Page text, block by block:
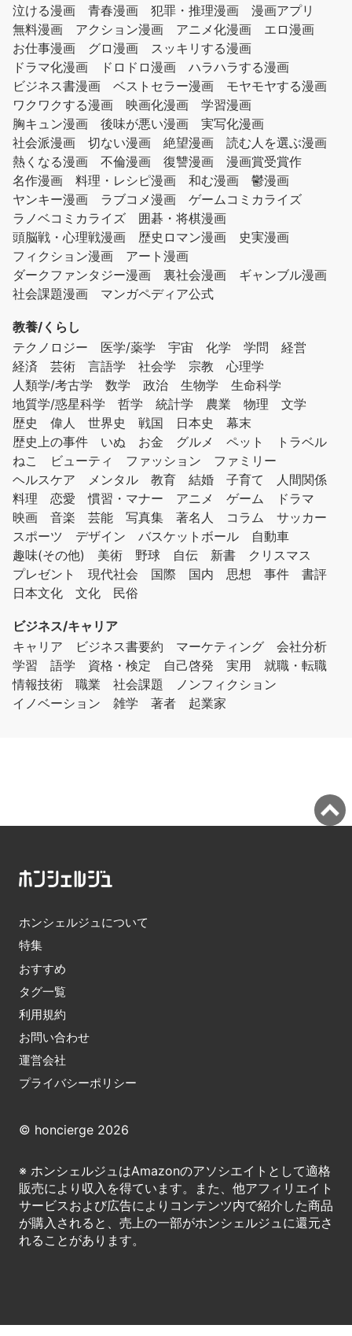
泣ける漫画
青春漫画 犯罪・推理漫画
漫画アプリ
無料漫画
アクション漫画 アニメ化漫画
エロ漫画
お仕事漫画
グロ漫画
スッキリする漫画
ドラマ化漫画
ドロドロ漫画
ハラハラする漫画
ビジネス書漫画
ベストセラー漫画
モヤモヤする漫画
ワクワクする漫画
映画化漫画
学習漫画
胸キュン漫画
後味が悪い漫画
実写化漫画
社会派漫画
切ない漫画 絶望漫画
読む人を選ぶ漫画
熱くなる漫画
不倫漫画 復讐漫画
漫画賞受賞作
名作漫画
料理・レシピ漫画 和む漫画
鬱漫画
ヤンキー漫画
ラブコメ漫画
ゲームコミカライズ
ラノベコミカライズ
囲碁・将棋漫画
頭脳戦・心理戦漫画
歴史ロマン漫画
史実漫画
フィクション漫画
アート漫画
ダークファンタジー漫画
裏社会漫画
ギャンブル漫画
社会課題漫画
マンガペディア公式
教養/くらし
テクノロジー
医学/薬学 宇宙 化学 学問
経営
経済
芸術 言語学 社会学 宗教
心理学
人類学/考古学
数学 政治 生物学
生命科学
地質学/惑星科学
哲学 統計学 農業 物理
文学
歴史
偉人 世界史 戦国 日本史
幕末
歴史上の事件
いぬ お金 グルメ ペット
トラベル
ねこ
ビューティ ファッション
ファミリー
ヘルスケア
メンタル 教育 結婚 子育て
人間関係
料理
恋愛 慣習・マナー アニメ ゲーム
ドラマ
映画
音楽 芸能 写真集 著名人 コラム
サッカー
スポーツ
デザイン バスケットボール
自動車
趣味(その他)
美術 野球 自伝 新書
クリスマス
プレゼント
現代社会 国際 国内 思想 事件
書評
日本文化
文化 民俗
ビジネス/キャリア
キャリア
ビジネス書要約 マーケティング
会社分析
学習
語学 資格・検定 自己啓発 実用
就職・転職
情報技術
職業 社会課題
ノンフィクション
イノベーション
雑学 著者 起業家
ホンシェルジュについて
特集
おすすめ
タグ一覧
利用規約
お問い合わせ
運営会社
プライバシーポリシー
© honcierge 2026
※ ホンシェルジュはAmazonのアソシエイトとして適格
販売により収入を得ています。また、他アフィリエイト
サービスおよび広告によりコンテンツ内で紹介した商品
が購入されると、売上の一部がホンシェルジュに還元さ
れることがあります。